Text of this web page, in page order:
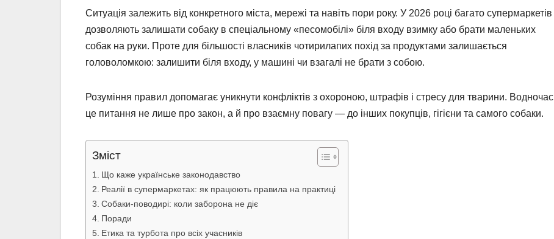
Ситуація залежить від конкретного міста, мережі та навіть пори року. У 2026 році багато супермаркетів
дозволяють залишати собаку в спеціальному «песомобілі» біля входу взимку або брати маленьких
собак на руки. Проте для більшості власників чотирилапих похід за продуктами залишається
головоломкою: залишити біля входу, у машині чи взагалі не брати з собою.
Розуміння правил допомагає уникнути конфліктів з охороною, штрафів і стресу для тварини. Водночас
це питання не лише про закон, а й про взаємну повагу — до інших покупців, гігієни та самого собаки.
Зміст
Що каже українське законодавство
Реалії в супермаркетах: як працюють правила на практиці
Собаки-поводирі: коли заборона не діє
Поради
Етика та турбота про всіх учасників